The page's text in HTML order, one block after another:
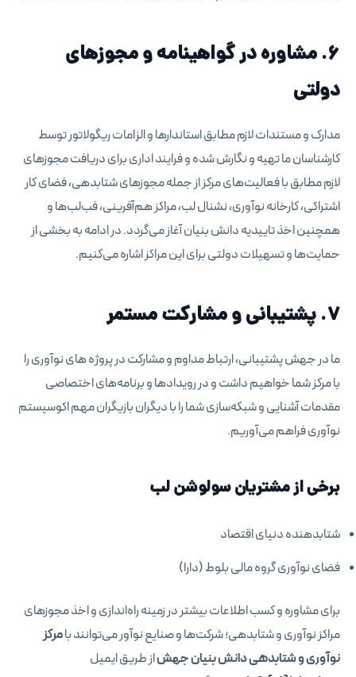
۶. مشاوره در گواهینامه و مجوزهای
دولتی
مدارک و مستندات لازم مطابق استاندارها و الزامات ریگولاتور توسط
کارشناسان ما تهیه و نگارش شده و فرایند اداری برای دریافت مجوزهای
لازم مطابق با فعالیت‌های مرکز از جمله مجوزهای شتابدهی، فضای کار
اشتراکی، کارخانه نوآوری، نشنال لب، مراکز هم‌آفرینی، فب‌لب‌ها و
همچنین اخذ تاییدیه دانش بنیان آغاز می‌گردد. در ادامه به بخشی از
حمایت‌ها و تسهیلات دولتی برای این مراکز اشاره می‌کنیم.
۷. پشتیبانی و مشارکت مستمر
ما در جهش پشتیبانی، ارتباط مداوم و مشارکت در پروژه های نوآوری را
با مرکز شما خواهیم داشت و در رویدادها و برنامه‌های اختصاصی
مقدمات آشنایی و شبکه‌سازی شما را با دیگران بازیگران مهم اکوسیستم
نوآوری فراهم می‌آوریم.
برخی از مشتریان سولوشن لب
شتابدهنده دنیای اقتصاد
فضای نوآوری گروه مالی بلوط (دارا)
برای مشاوره و کسب اطلاعات بیشتر در زمینه راه‌اندازی و اخذ مجوزهای
مراکز نوآوری و شتابدهی؛ شرکت‌ها و صنایع نوآور می‌توانند بامرکز
نوآوری و شتابدهی دانش بنیان جهشاز طریق ایمیل